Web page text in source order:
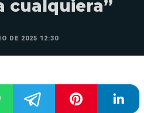
cualquiera”
DE 2025 12:30